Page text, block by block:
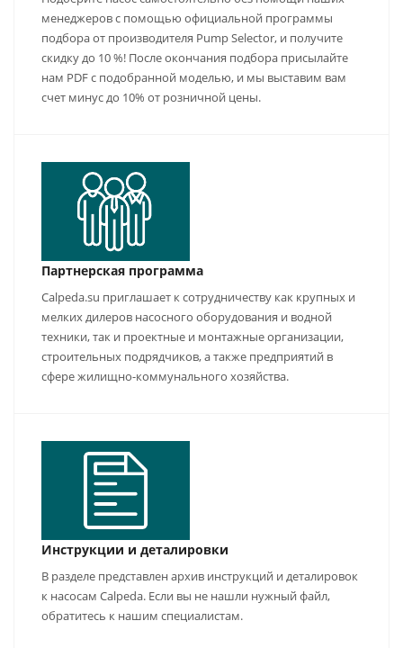
менеджеров с помощью официальной программы
подбора от производителя Pump Selector, и получите
скидку до 10 %! После окончания подбора присылайте
нам PDF с подобранной моделью, и мы выставим вам
счет минус до 10% от розничной цены.
Партнерская программа
Calpeda.su приглашает к сотрудничеству как крупных и
мелких дилеров насосного оборудования и водной
техники, так и проектные и монтажные организации,
строительных подрядчиков, а также предприятий в
сфере жилищно-коммунального хозяйства.
Инструкции и деталировки
В разделе представлен архив инструкций и деталировок
к насосам Calpeda. Если вы не нашли нужный файл,
обратитесь к нашим специалистам.